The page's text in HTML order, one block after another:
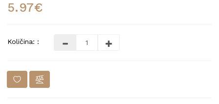
5.97€
Količina: :